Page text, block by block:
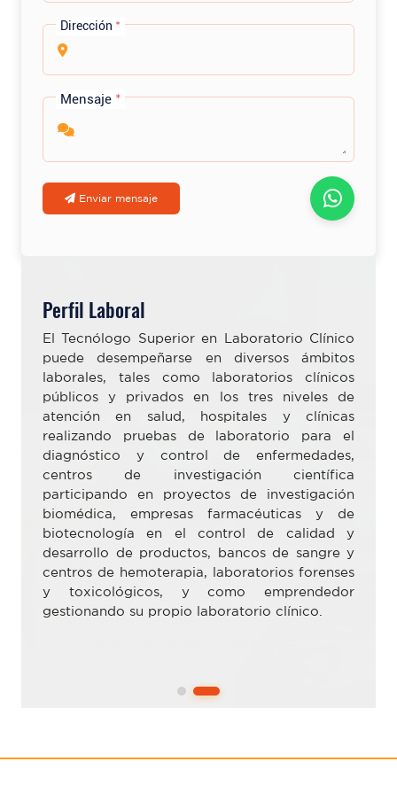
Dirección *
Mensaje *
Enviar mensaje
Laboratorio Clínico
Perfil Laboral
El Tecnólogo Superior en Laboratorio Clínico
puede desempeñarse en diversos ámbitos
laborales, tales como laboratorios clínicos
públicos y privados en los tres niveles de
atención en salud, hospitales y clínicas
realizando pruebas de laboratorio para el
diagnóstico y control de enfermedades,
centros de investigación científica
participando en proyectos de investigación
biomédica, empresas farmacéuticas y de
biotecnología en el control de calidad y
desarrollo de productos, bancos de sangre y
centros de hemoterapia, laboratorios forenses
y toxicológicos, y como emprendedor
gestionando su propio laboratorio clínico.